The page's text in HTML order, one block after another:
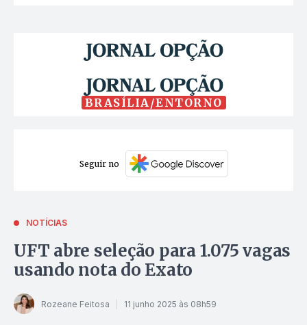
BRASÍLIA/ENTORNO
Seguir no
NOTÍCIAS
UFT abre seleção para 1.075 vagas
usando nota do Exato
Rozeane Feitosa 11 junho 2025 às 08h59